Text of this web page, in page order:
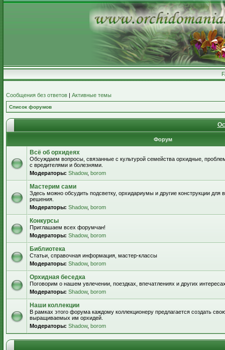
Сообщения без ответов | Активные темы
Список форумов
Форум
Всё об орхидеях
Обсуждаем вопросы, связанные с культурой семейства орхидные,
с вредителями и болезнями.
Модераторы: Shadow, borom
Мастерим сами
Здесь можно обсудить подсветку, орхидариумы и другие конструкции
решения.
Модераторы: Shadow, borom
Конкурсы
Приглашаем всех форумчан!
Модераторы: Shadow, borom
Библиотека
Статьи, справочная информация, мастер-классы
Модераторы: Shadow, borom
Орхидная беседка
Поговорим о нашем увлечении, поездках, впечатлениях и других
Модераторы: Shadow, borom
Наши коллекции
В рамках этого форума каждому коллекционеру предлагается создать
выращиваемых им орхидей.
Модераторы: Shadow, borom